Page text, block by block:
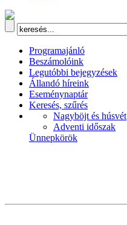
Programajánló
Beszámolóink
Legutóbbi bejegyzések
Állandó híreink
Eseménynaptár
Keresés, szűrés
Nagyböjt és húsvét
Adventi időszak
Ünnepkörök